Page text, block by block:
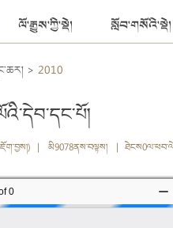
ལོ་རྒྱུས་ཀྱི་སྡེ། སློབ་གསོའི་སྡེ།
> 2010
| མི9078ནས་བལྟས། |